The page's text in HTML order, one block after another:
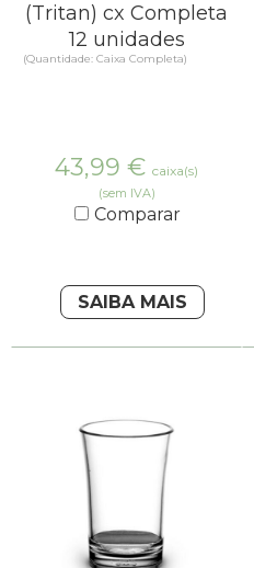
(Tritan) cx Completa
12 unidades
(Quantidade: Caixa Completa)
43,99 € caixa(s)
(sem IVA)
Comparar
SAIBA MAIS